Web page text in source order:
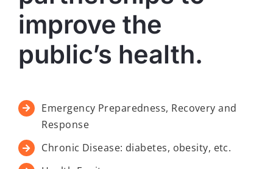
improve the
public’s health.
Emergency Preparedness, Recovery and
Response
Chronic Disease: diabetes, obesity, etc.